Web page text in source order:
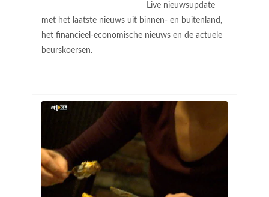
Live nieuwsupdate
met het laatste nieuws uit binnen- en buitenland,
het financieel-economische nieuws en de actuele
beurskoersen.